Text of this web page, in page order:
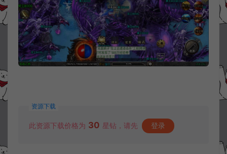
资源下载
此资源下载价格为 30 星钻，请先 登录